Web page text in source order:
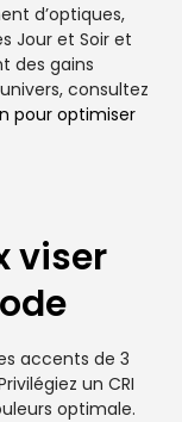
d’optiques,
Jour et Soir et
des gains
consultez
pour optimiser
viser
accents de 3
un CRI
optimale.